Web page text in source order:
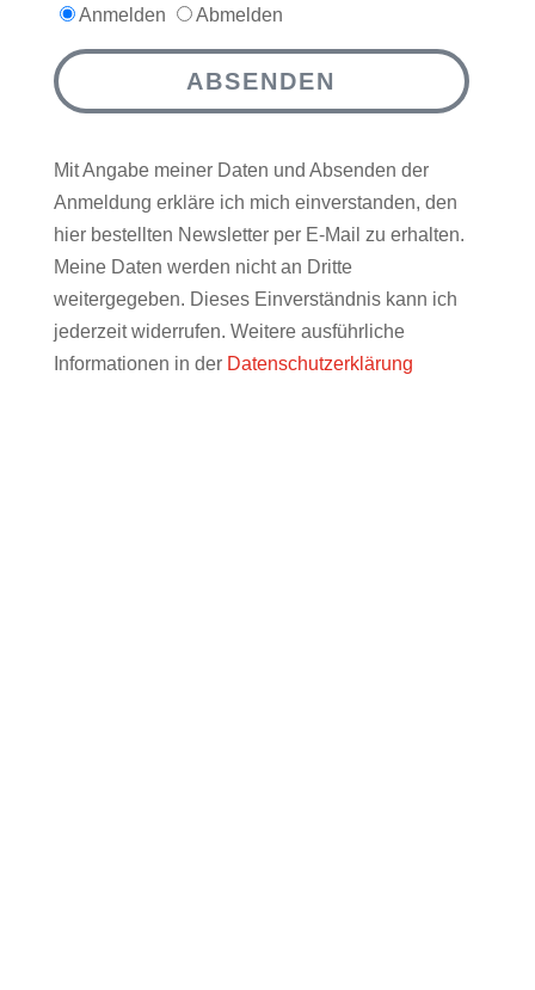
Anmelden Abmelden
ABSENDEN
Mit Angabe meiner Daten und Absenden der
Anmeldung erkläre ich mich einverstanden, den
hier bestellten Newsletter per E-Mail zu erhalten.
Meine Daten werden nicht an Dritte
weitergegeben. Dieses Einverständnis kann ich
jederzeit widerrufen. Weitere ausführliche
Informationen in der Datenschutzerklärung